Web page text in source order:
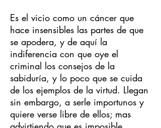
Es el vicio como un cáncer que
hace insensibles las partes de que
se apodera, y de aquí la
indiferencia con que oye el
criminal los consejos de la
sabiduría, y lo poco que se cuida
de los ejemplos de la virtud. Llegan
sin embargo, a serle importunos y
quiere verse libre de ellos; mas